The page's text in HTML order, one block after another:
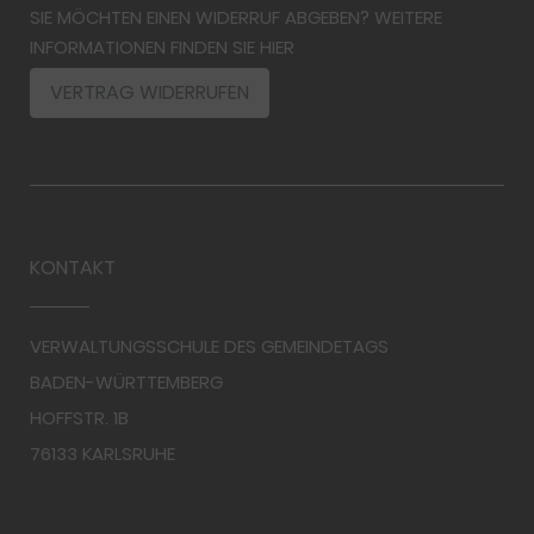
SIE MÖCHTEN EINEN WIDERRUF ABGEBEN? WEITERE
INFORMATIONEN FINDEN SIE HIER
VERTRAG WIDERRUFEN
KONTAKT
VERWALTUNGSSCHULE DES GEMEINDETAGS
BADEN-WÜRTTEMBERG
HOFFSTR. 1B
76133 KARLSRUHE